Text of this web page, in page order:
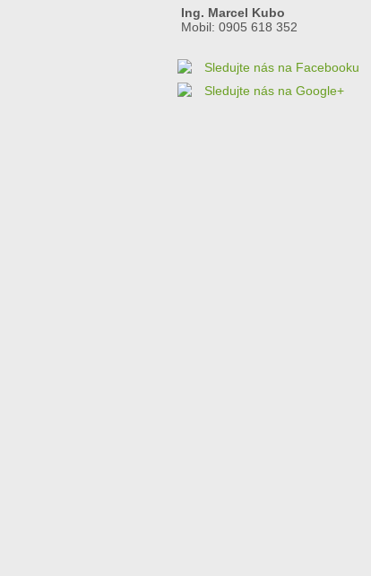
Ing. Marcel Kubo
Mobil: 0905 618 352
Sledujte nás na Facebooku
Sledujte nás na Google+